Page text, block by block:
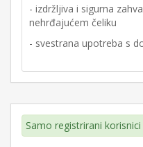
- izdržljiva i sigurna
nehrđajućem čeliku
- svestrana upotreba s
Samo registrirani